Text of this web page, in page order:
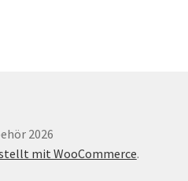
2026
mit WooCommerce.